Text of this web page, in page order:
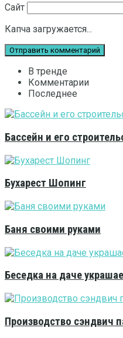
Сайт
Капча загружается...
В тренде
Комментарии
Последнее
Бассейн и его
Бухарест Шопинг
Баня своими руками
Беседка на даче
Производство сэндвич